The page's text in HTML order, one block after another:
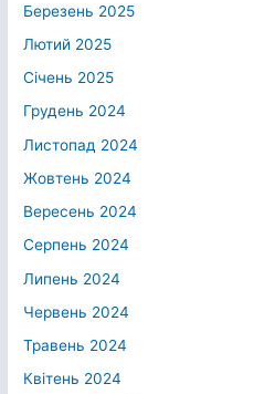
Березень 2025
Лютий 2025
Січень 2025
Грудень 2024
Листопад 2024
Жовтень 2024
Вересень 2024
Серпень 2024
Липень 2024
Червень 2024
Травень 2024
Квітень 2024